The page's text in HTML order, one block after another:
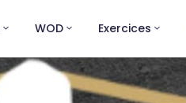
WOD Exercices